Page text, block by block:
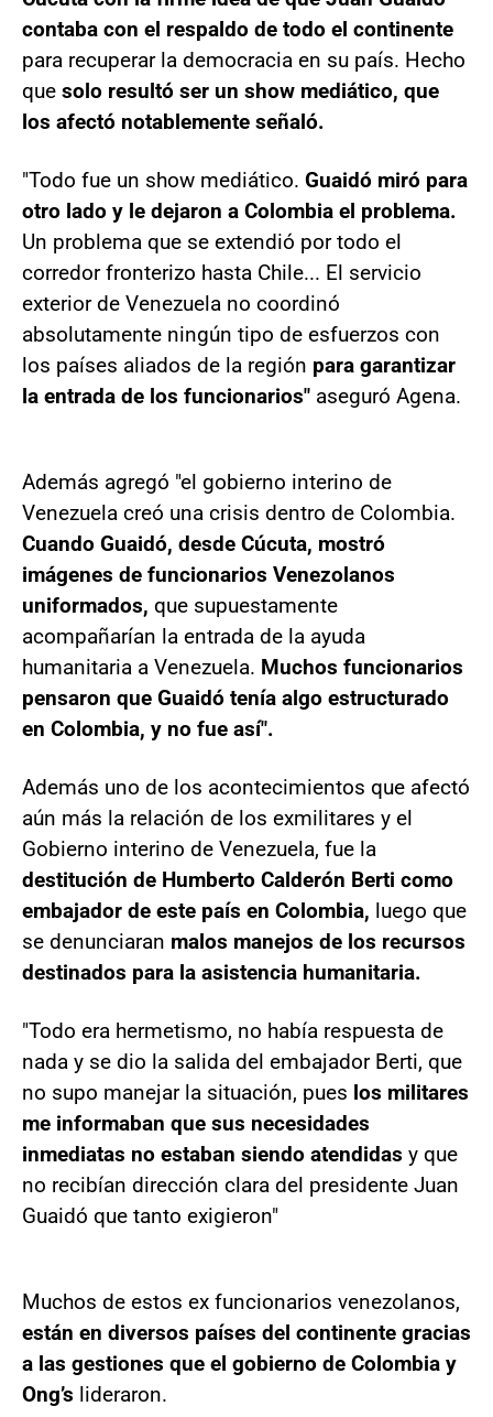
contaba con el respaldo de todo el continente
para recuperar la democracia en su país. Hecho
que solo resultó ser un show mediático, que
los afectó notablemente señaló.
"Todo fue un show mediático. Guaidó miró para
otro lado y le dejaron a Colombia el problema.
Un problema que se extendió por todo el
corredor fronterizo hasta Chile... El servicio
exterior de Venezuela no coordinó
absolutamente ningún tipo de esfuerzos con
los países aliados de la región para garantizar
la entrada de los funcionarios" aseguró Agena.
Además agregó "el gobierno interino de
Venezuela creó una crisis dentro de Colombia.
Cuando Guaidó, desde Cúcuta, mostró
imágenes de funcionarios Venezolanos
uniformados, que supuestamente
acompañarían la entrada de la ayuda
humanitaria a Venezuela. Muchos funcionarios
pensaron que Guaidó tenía algo estructurado
en Colombia, y no fue así".
Además uno de los acontecimientos que afectó
aún más la relación de los exmilitares y el
Gobierno interino de Venezuela, fue la
destitución de Humberto Calderón Berti como
embajador de este país en Colombia, luego que
se denunciaran malos manejos de los recursos
destinados para la asistencia humanitaria.
"Todo era hermetismo, no había respuesta de
nada y se dio la salida del embajador Berti, que
no supo manejar la situación, pues los militares
me informaban que sus necesidades
inmediatas no estaban siendo atendidas y que
no recibían dirección clara del presidente Juan
Guaidó que tanto exigieron"
Muchos de estos ex funcionarios venezolanos,
están en diversos países del continente gracias
a las gestiones que el gobierno de Colombia y
Ong’s lideraron.